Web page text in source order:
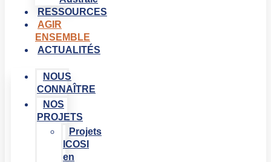
RESSOURCES
AGIR
ENSEMBLE
ACTUALITÉS
NOUS
CONNAÎTRE
NOS
PROJETS
Projets
ICOSI
en